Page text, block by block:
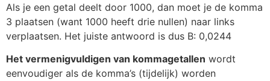
Als je een getal deelt door 1000, dan moet je de komma
3 plaatsen (want 1000 heeft drie nullen) naar links
verplaatsen. Het juiste antwoord is dus B: 0,0244
Het vermenigvuldigen van kommagetallen wordt
eenvoudiger als de komma’s (tijdelijk) worden